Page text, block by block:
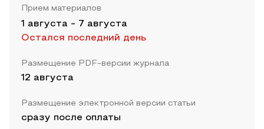
Прием материалов
1 августа - 7 августа
Остался последний день
Размещение PDF-версии журнала
12 августа
Размещение электронной версии статьи
сразу после оплаты